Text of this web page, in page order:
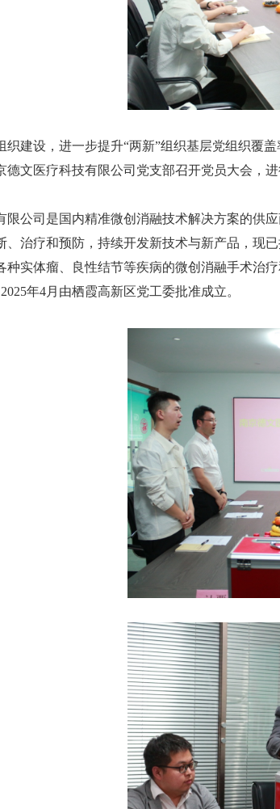
织建设，进一步提升“两新”组织基层党组织覆
德文医疗科技有限公司党支部召开党员大会，进
限公司是国内精准微创消融技术解决方案的供
、治疗和预防，持续开发新技术与新产品，现
种实体瘤、良性结节等疾病的微创消融手术治
年4月由栖霞高新区党工委批准成立。